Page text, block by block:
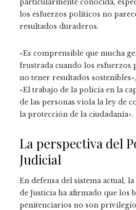
particularmente conocida,
los esfuerzos políticos no
resultados duraderos.
«Es comprensible que mucha
frustrada cuando los esfuerzos
no tener resultados
«El trabajo de la policía en la
de las personas viola la ley de
la protección de la ciudadanía».
La perspectiva del
Judicial
En defensa del sistema actual,
de Justicia ha afirmado que los
penitenciarios no son